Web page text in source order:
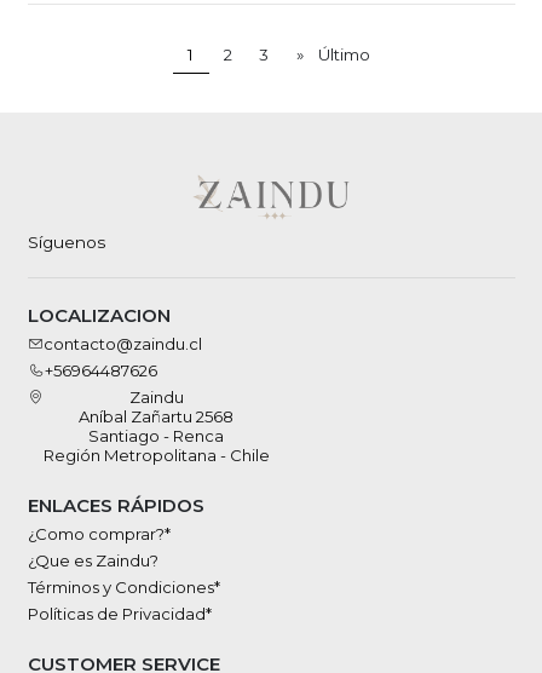
1 2 3 » Último
Síguenos
LOCALIZACION
contacto@zaindu.cl
+56964487626
Zaindu
Aníbal Zañartu 2568
Santiago - Renca
Región Metropolitana - Chile
ENLACES RÁPIDOS
¿Como comprar?*
¿Que es Zaindu?
Términos y Condiciones*
Políticas de Privacidad*
CUSTOMER SERVICE